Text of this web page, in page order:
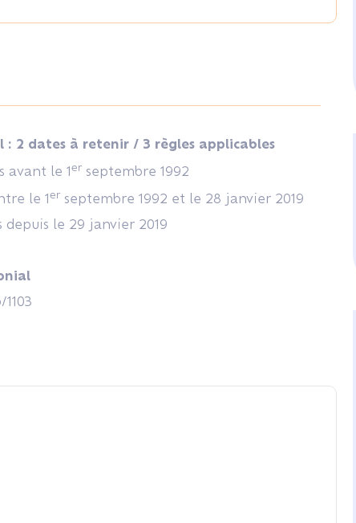
2 dates à retenir / 3 règles applicables
avant le 1er septembre 1992
le 1er septembre 1992 et le 28 janvier 2019
le 29 janvier 2019